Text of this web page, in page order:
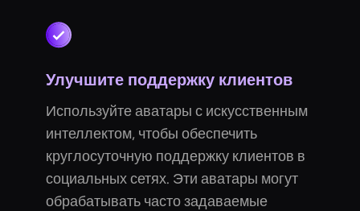
Улучшите поддержку клиентов
Используйте аватары с искусственным
интеллектом, чтобы обеспечить
круглосуточную поддержку клиентов в
социальных сетях. Эти аватары могут
обрабатывать часто задаваемые